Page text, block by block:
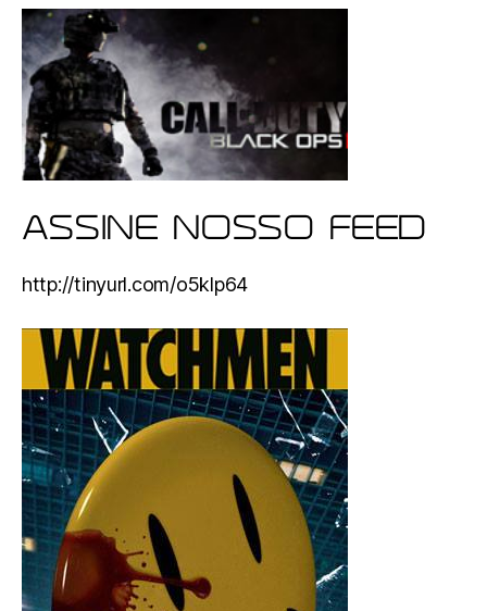
ASSINE NOSSO FEED
http://tinyurl.com/o5klp64